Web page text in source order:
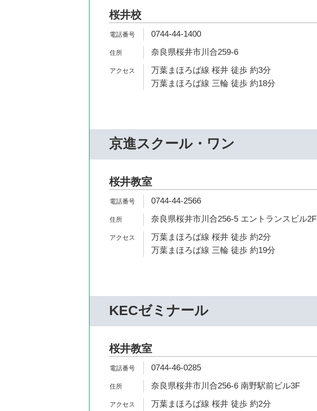
桜井校
0744-44-1400
奈良県桜井市川合259-6
万葉まほろば線 桜井 徒歩 約3分
万葉まほろば線 三輪 徒歩 約18分
京進スクール・ワン
桜井教室
0744-44-2566
奈良県桜井市川合256-5 エントランスビル2F
万葉まほろば線 桜井 徒歩 約2分
万葉まほろば線 三輪 徒歩 約19分
KECゼミナール
桜井教室
0744-46-0285
奈良県桜井市川合256-6 南野駅前ビル3F
万葉まほろば線 桜井 徒歩 約2分